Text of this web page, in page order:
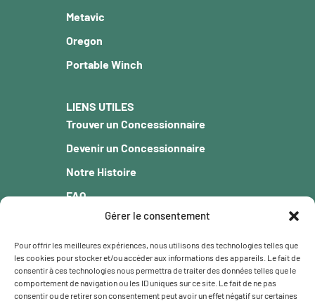
Gérer le consentement
Pour offrir les meilleures expériences, nous utilisons des technologies telles que
les cookies pour stocker et/ou accéder aux informations des appareils. Le fait de
consentir à ces technologies nous permettra de traiter des données telles que le
comportement de navigation ou les ID uniques sur ce site. Le fait de ne pas
consentir ou de retirer son consentement peut avoir un effet négatif sur certaines
Metavic
Oregon
Portable Winch
LIENS UTILES
Trouver un Concessionnaire
Devenir un Concessionnaire
Notre Histoire
FAQ
Garantie
Carrière
Contact